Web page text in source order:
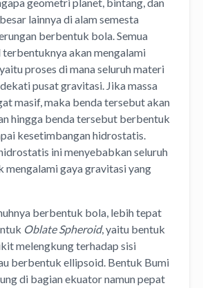
geometri planet, bintang, dan
lainnya di alam semesta
berbentuk bola. Semua
terbentuknya akan mengalami
proses di mana seluruh materi
pusat gravitasi. Jika massa
masif, maka benda tersebut akan
hingga benda tersebut berbentuk
kesetimbangan hidrostatis.
ini menyebabkan seluruh
mengalami gaya gravitasi yang
berbentuk bola, lebih tepat
Oblate Spheroid, yaitu bentuk
melengkung terhadap sisi
berbentuk ellipsoid. Bentuk Bumi
di bagian ekuator namun pepat